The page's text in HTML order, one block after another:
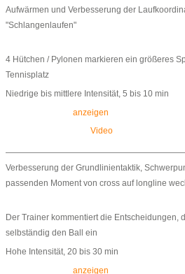
Aufwärmen und Verbesserung der
"Schlangenlaufen"
4 Hütchen / Pylonen markieren ein größeres
Tennisplatz
Niedrige bis mittlere Intensität, 5 bis 10 min
anzeigen
Video
Verbesserung der Grundlinientaktik,
passenden Moment von cross auf longline
Der Trainer kommentiert die Entscheidungen,
selbständig den Ball ein
Hohe Intensität, 20 bis 30 min
anzeigen